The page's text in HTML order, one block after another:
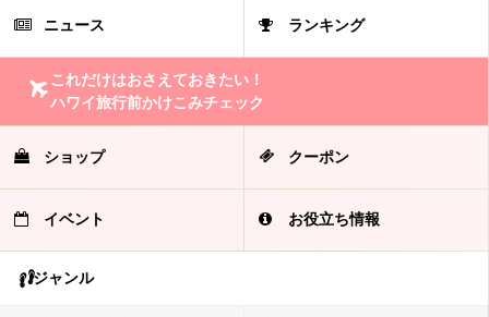
ニュース ランキング
これだけはおさえておきたい！
ハワイ旅行前かけこみチェック
ショップ クーポン
イベント お役立ち情報
ジャンル